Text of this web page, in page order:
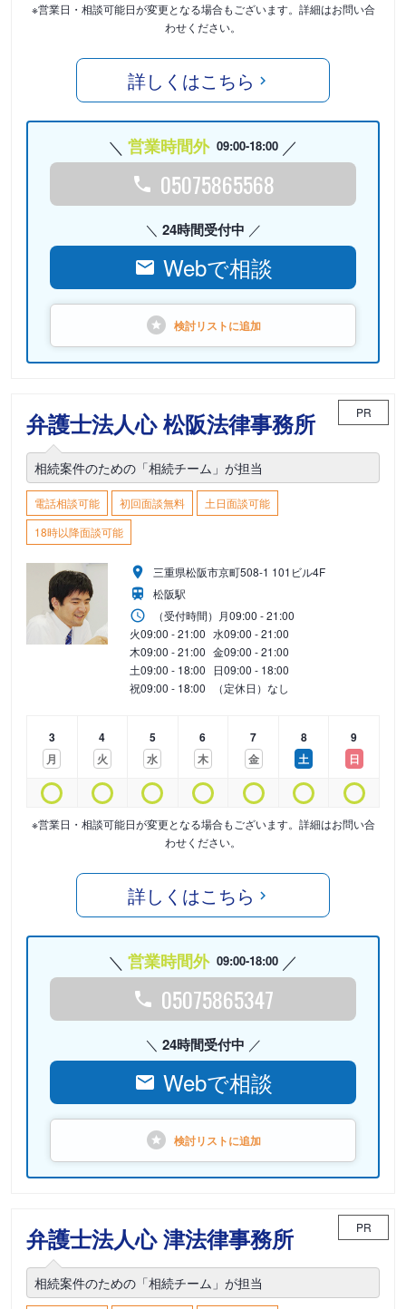
※営業日・相談可能日が変更となる場合もございます。詳細はお問い合
わせください。
詳しくはこちら
営業時間外 09:00-18:00
05075865568
24時間受付中
Webで相談
検討リストに追加
弁護士法人心 松阪法律事務所 PR
相続案件のための「相続チーム」が担当
電話相談可能 初回面談無料
土日面談可能
18時以降面談可能
三重県松阪市京町508-1 101ビル4F
松阪駅
（受付時間） 月09:00 - 21:00
火09:00 - 21:00 水09:00 - 21:00
木09:00 - 21:00 金09:00 - 21:00
土09:00 - 18:00 日09:00 - 18:00
祝09:00 - 18:00 （定休日）なし
3
月
4
火
5
水
6
木
7
金
8
土
9
日
※営業日・相談可能日が変更となる場合もございます。詳細はお問い合
わせください。
詳しくはこちら
営業時間外 09:00-18:00
05075865347
24時間受付中
Webで相談
検討リストに追加
弁護士法人心 津法律事務所 PR
相続案件のための「相続チーム」が担当